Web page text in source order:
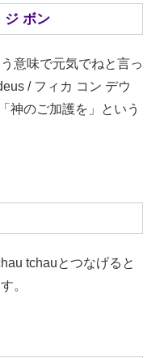
ジ ボン
意味で元気でねと言っ
/ フィカ コン デウ
神のご加護を」という
tchauとつなげると
。